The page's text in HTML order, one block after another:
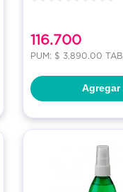
116.700
PUM: $ 3,890.00 TAB
Agregar